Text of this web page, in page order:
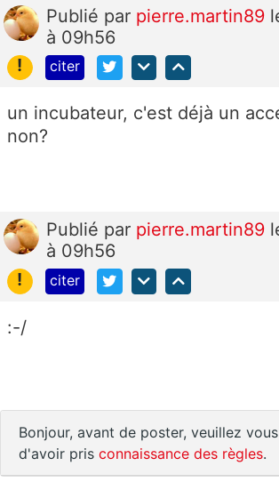
Publié par pierre.martin89
à 09h56
!
citer
un incubateur, c'est déjà un
non?
Publié par pierre.martin89
à 09h56
!
citer
:-/
Bonjour, avant de poster, veuillez
d'avoir pris connaissance des règles.